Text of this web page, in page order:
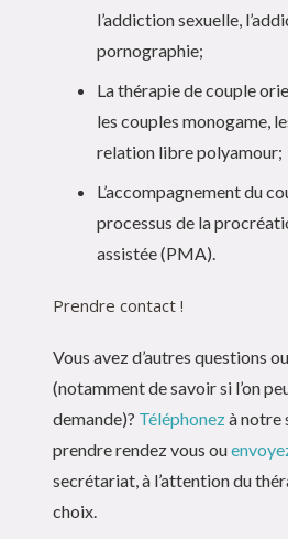
l’addiction sexuelle,
pornographie;
La thérapie de couple
les couples monogame,
relation libre polyamour;
L’accompagnement du
processus de la
assistée (PMA).
Prendre contact !
Vous avez d’autres questions
(notamment de savoir si l’on
demande)? Téléphonezà notre
prendre rendez vous ou
secrétariat, à l’attention du
choix.